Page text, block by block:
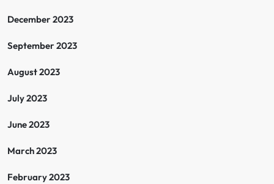
December 2023
September 2023
August 2023
July 2023
June 2023
March 2023
February 2023